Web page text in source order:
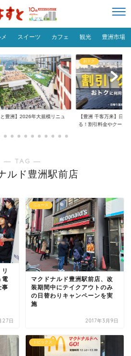
スイーツ カフェ 観光 豊洲市場
と豊洲】2026年大規模リニュ
おトク
【豊洲 千客万来】日帰
る！割引料金やクーポ...
― TAG ―
ルド豊洲駅前店
電
事
27日
ニュース
マクドナルド豊洲駅前店、改
装期間中にテイクアウトのみ
の日替わりキャンペーンを実
施
2017年3月9日
トピックス